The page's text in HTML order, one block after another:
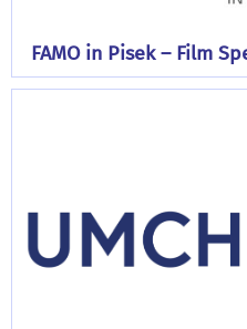
FAMO in Pisek – Film